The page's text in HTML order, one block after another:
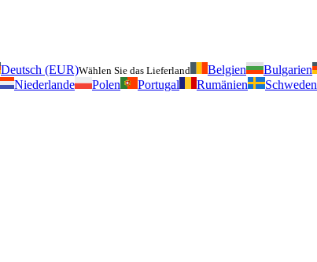
Deutsch (EUR)Wählen Sie das Lieferland Belgien Bulgarien
Niederlande Polen Portugal Rumänien Schweden